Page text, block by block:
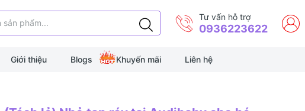
Tư vấn hỗ trợ
0936223622
Giới thiệu Blogs Khuyến mãi Liên hệ